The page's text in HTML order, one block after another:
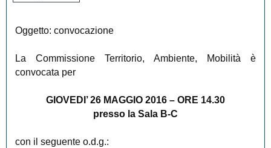
Oggetto: convocazione
La Commissione Territorio, Ambiente, Mobilità è
convocata per
GIOVEDI’ 26 MAGGIO 2016 – ORE 14.30
presso la Sala B-C
con il seguente o.d.g.: